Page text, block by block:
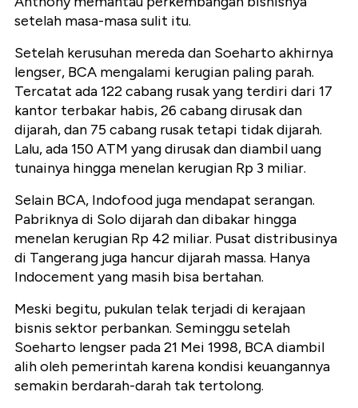
setelah masa-masa sulit itu.
Setelah kerusuhan mereda dan Soeharto akhirnya
lengser, BCA mengalami kerugian paling parah.
Tercatat ada 122 cabang rusak yang terdiri dari 17
kantor terbakar habis, 26 cabang dirusak dan
dijarah, dan 75 cabang rusak tetapi tidak dijarah.
Lalu, ada 150 ATM yang dirusak dan diambil uang
tunainya hingga menelan kerugian Rp 3 miliar.
Selain BCA, Indofood juga mendapat serangan.
Pabriknya di Solo dijarah dan dibakar hingga
menelan kerugian Rp 42 miliar. Pusat distribusinya
di Tangerang juga hancur dijarah massa. Hanya
Indocement yang masih bisa bertahan.
Meski begitu, pukulan telak terjadi di kerajaan
bisnis sektor perbankan. Seminggu setelah
Soeharto lengser pada 21 Mei 1998, BCA diambil
alih oleh pemerintah karena kondisi keuangannya
semakin berdarah-darah tak tertolong.